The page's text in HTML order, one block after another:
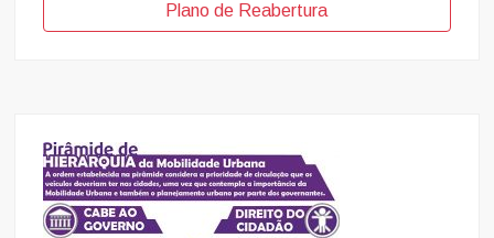
Plano de Reabertura